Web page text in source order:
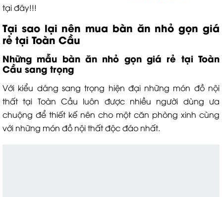
tại đây!!!
Tại sao lại nên mua bàn ăn nhỏ gọn giá
rẻ tại Toàn Cầu
Những mẫu bàn ăn nhỏ gọn giá rẻ tại Toàn
Cầu sang trọng
Với kiểu dáng sang trọng hiện đại những món đồ nội
thất tại Toàn Cầu luôn được nhiều người dùng ưa
chuộng để thiết kế nên cho một căn phòng xinh cùng
với những món đồ nội thất độc đáo nhất.